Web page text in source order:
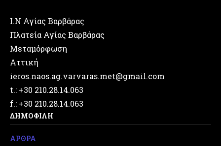
Ι.Ν Αγίας Βαρβάρας
Πλατεία Αγίας Βαρβάρας
Μεταμόρφωση
Αττική
ieros.naos.ag.varvaras.met@gmail.com
t.: +30 210.28.14.063
f.: +30 210.28.14.063
ΔΗΜΟΦΙΛΗ
ΑΡΘΡΑ